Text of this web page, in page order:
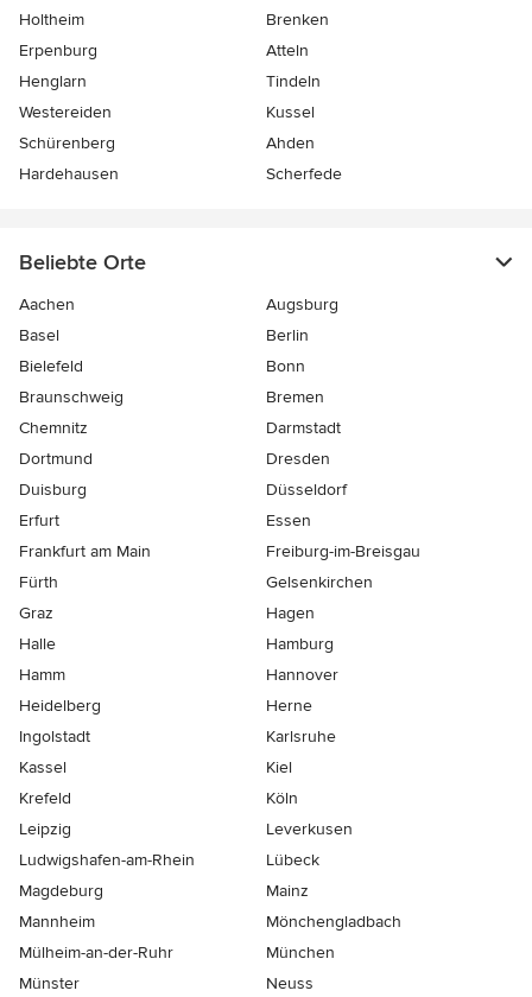
Holtheim
Brenken
Erpenburg
Atteln
Henglarn
Tindeln
Westereiden
Kussel
Schürenberg
Ahden
Hardehausen
Scherfede
Beliebte Orte
Aachen
Augsburg
Basel
Berlin
Bielefeld
Bonn
Braunschweig
Bremen
Chemnitz
Darmstadt
Dortmund
Dresden
Duisburg
Düsseldorf
Erfurt
Essen
Frankfurt am Main
Freiburg-im-Breisgau
Fürth
Gelsenkirchen
Graz
Hagen
Halle
Hamburg
Hamm
Hannover
Heidelberg
Herne
Ingolstadt
Karlsruhe
Kassel
Kiel
Krefeld
Köln
Leipzig
Leverkusen
Ludwigshafen-am-Rhein
Lübeck
Magdeburg
Mainz
Mannheim
Mönchen­gladbach
Mülheim-an-der-Ruhr
München
Münster
Neuss